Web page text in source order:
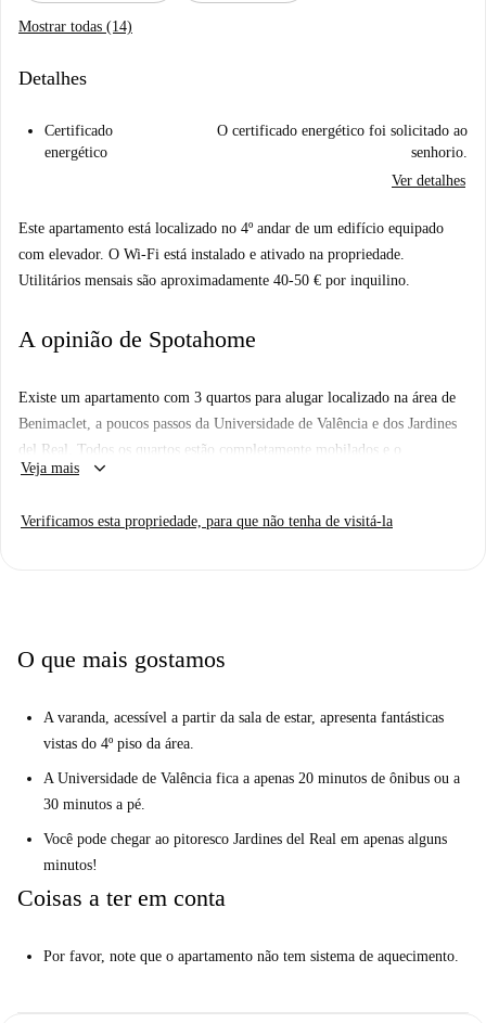
Mostrar todas (14)
Detalhes
Certificado
energético
O certificado energético foi solicitado ao
senhorio.
Ver detalhes
Este apartamento está localizado no 4º andar de um edifício equipado
com elevador. O Wi-Fi está instalado e ativado na propriedade.
Utilitários mensais são aproximadamente 40-50 € por inquilino.
A opinião de Spotahome
Existe um apartamento com 3 quartos para alugar localizado na área de
Benimaclet, a poucos passos da Universidade de Valência e dos Jardines
del Real. Todos os quartos estão completamente mobilados e o
apartamento tem uma fantástica varanda, acessível a partir da luminosa
distância, você estará bem conectado com o centro da cidade, bem como
Veja mais keyboard_arrow_down
Verificamos esta propriedade, para que não tenha de visitá-la
O que mais gostamos
A varanda, acessível a partir da sala de estar, apresenta fantásticas
vistas do 4º piso da área.
A Universidade de Valência fica a apenas 20 minutos de ônibus ou a
30 minutos a pé.
Você pode chegar ao pitoresco Jardines del Real em apenas alguns
minutos!
Coisas a ter em conta
Por favor, note que o apartamento não tem sistema de aquecimento.